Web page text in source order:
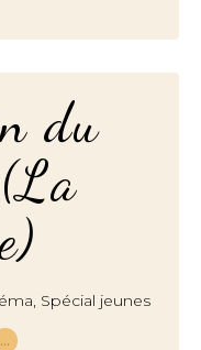
du
, Spécial jeunes
…